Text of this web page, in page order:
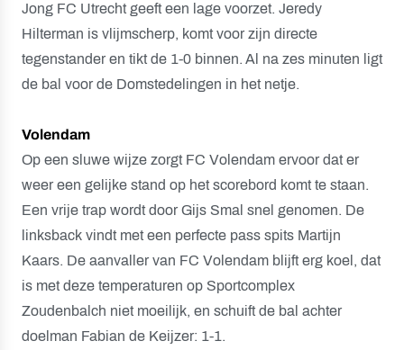
Jong FC Utrecht geeft een lage voorzet. Jeredy
Hilterman is vlijmscherp, komt voor zijn directe
tegenstander en tikt de 1-0 binnen. Al na zes minuten ligt
de bal voor de Domstedelingen in het netje.
Volendam
Op een sluwe wijze zorgt FC Volendam ervoor dat er
weer een gelijke stand op het scorebord komt te staan.
Een vrije trap wordt door Gijs Smal snel genomen. De
linksback vindt met een perfecte pass spits Martijn
Kaars. De aanvaller van FC Volendam blijft erg koel, dat
is met deze temperaturen op Sportcomplex
Zoudenbalch niet moeilijk, en schuift de bal achter
doelman Fabian de Keijzer: 1-1.